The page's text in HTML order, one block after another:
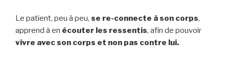
Le patient, peu à peu, se re-connecte à son corps,
apprend à en écouter les ressentis, afin de pouvoir
vivre avec son corps et non pas contre lui.